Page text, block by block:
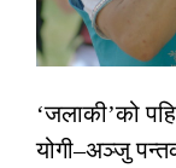
‘जलाकी’को
योगी–अञ्जु